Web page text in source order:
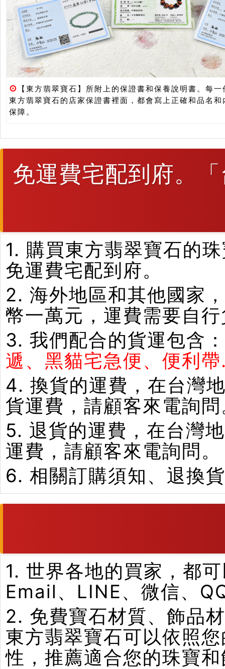
⊙
【東方翡翠寶石】所附上的保證書和保養說明書。每
東方翡翠寶石的店家保證書裡面，都會寫上正確和品名
保障。
免運費宅配到府。
1. 購買東方翡翠寶石的
免運費宅配到府。
2. 海外地區和其他國家
幣一萬元，運費需要自
3. 我們配合的貨運包含：
遞、黑貓宅急便、便利
4. 換貨的運費，在台灣
貨運費，請顧客來電詢
5. 退貨的運費，在台灣
運費，請顧客來電詢問。
6. 相關訂購須知、退換
1. 世界各地的買家，都
Email、LINE、微信、
2. 免費寶石材質、飾品
東方翡翠寶石可以依照
性，推薦適合您的珠寶